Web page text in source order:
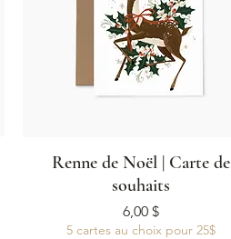
Renne de Noël | Carte de
souhaits
Prix
6,00 $
5 cartes au choix pour 25$